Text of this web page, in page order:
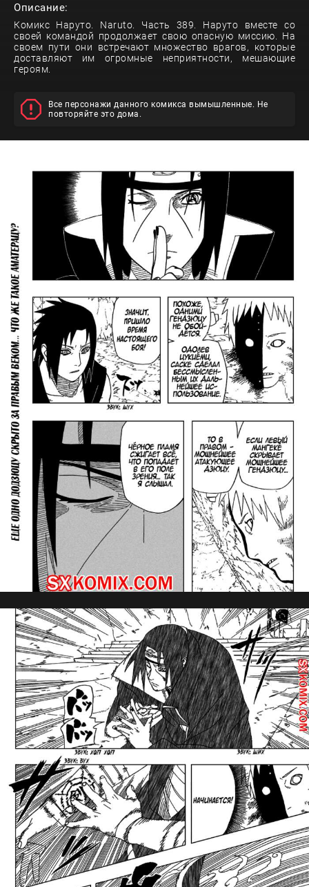
Описание:
Комикс Наруто. Naruto. Часть 389. Наруто вместе со
своей командой продолжает свою опасную миссию. На
своем пути они встречают множество врагов, которые
доставляют им огромные неприятности, мешающие
героям.
Все персонажи данного комикса вымышленные. Не
повторяйте это дома.